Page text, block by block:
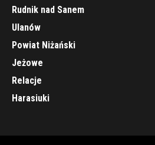
Rudnik nad Sanem
Ulanów
Powiat Niżański
Jeżowe
Relacje
Harasiuki